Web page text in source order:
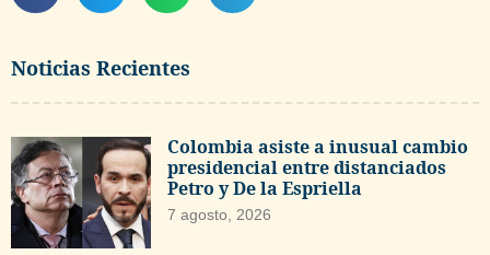
Noticias Recientes
Colombia asiste a inusual cambio
presidencial entre distanciados
Petro y De la Espriella
7 agosto, 2026